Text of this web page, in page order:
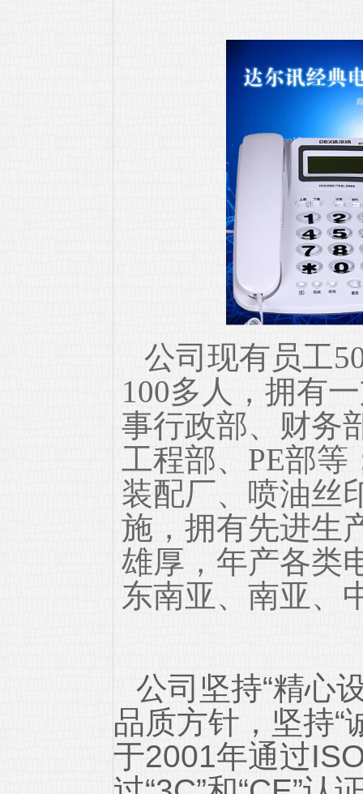
公司现有员工
100多人，拥有
事行政部、财务
工程部、PE部
装配厂、喷油丝
施，拥有先进生
雄厚，年产各类
东南亚、南亚、
公司坚持“精心
品质方针，坚持“
于2001年通过